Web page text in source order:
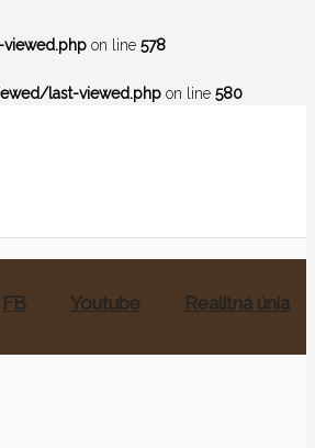
on line 578
last-viewed.php on line 580
FB Youtube Realitná únia